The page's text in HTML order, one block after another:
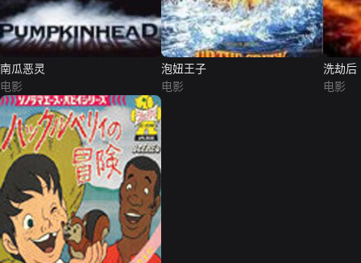
南瓜恶灵
电影
泡妞王子
电影
洗劫后
电影